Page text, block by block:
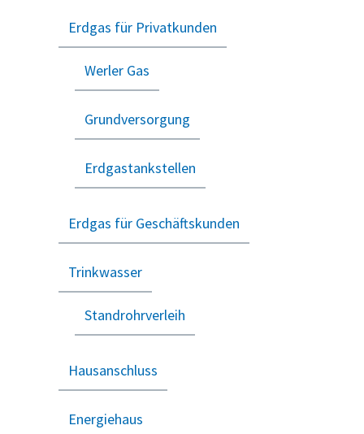
Erdgas für Privatkunden
Werler Gas
Grundversorgung
Erdgastankstellen
Erdgas für Geschäftskunden
Trinkwasser
Standrohrverleih
Hausanschluss
Energiehaus